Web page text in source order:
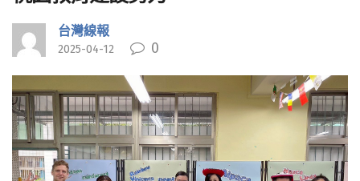
台灣線報
2025-04-12 0